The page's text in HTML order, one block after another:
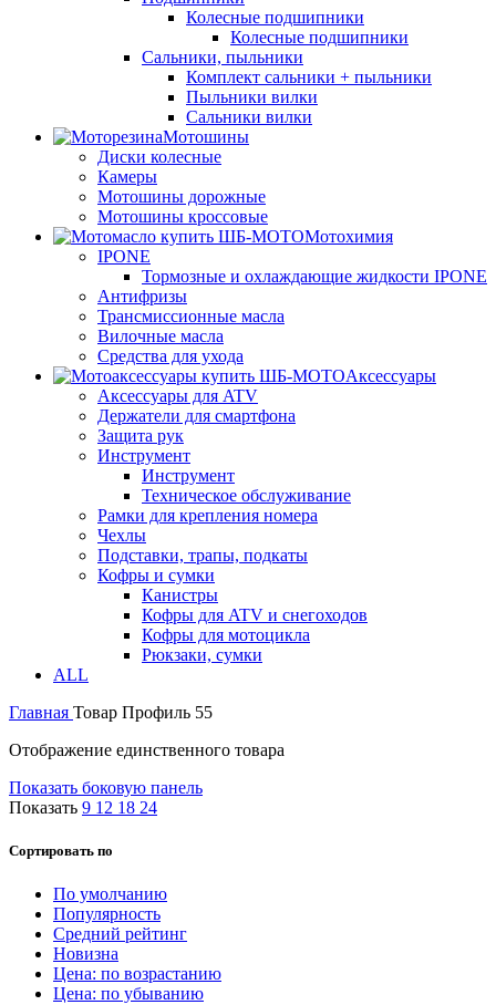
Колесные подшипники
Колесные подшипники
Сальники, пыльники
Комплект сальники + пыльники
Пыльники вилки
Сальники вилки
Мотошины
Диски колесные
Камеры
Мотошины дорожные
Мотошины кроссовые
Мотохимия
IPONE
Тормозные и охлаждающие жидкости IPONE
Антифризы
Трансмиссионные масла
Вилочные масла
Средства для ухода
Аксессуары
Аксессуары для ATV
Держатели для смартфона
Защита рук
Инструмент
Инструмент
Техническое обслуживание
Рамки для крепления номера
Чехлы
Подставки, трапы, подкаты
Кофры и сумки
Канистры
Кофры для ATV и снегоходов
Кофры для мотоцикла
Рюкзаки, сумки
ALL
Главная Товар Профиль 55
Отображение единственного товара
Показать боковую панель
Показать 9 12 18 24
Сортировать по
По умолчанию
Популярность
Средний рейтинг
Новизна
Цена: по возрастанию
Цена: по убыванию